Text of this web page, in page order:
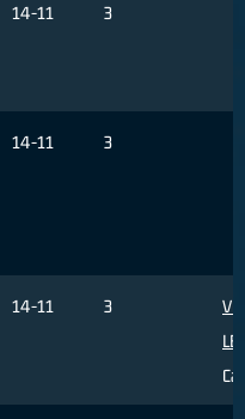
14-11 3
14-11 3
14-11 3